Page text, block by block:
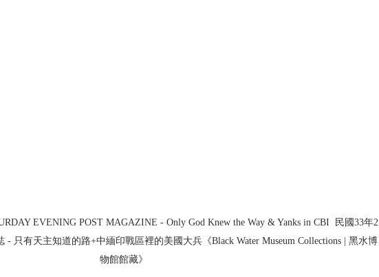
EVENING POST MAGAZINE - Only God Knew the Way & Yanks in CBI  民國33年2
- 只有天主知道的路+中緬印戰區裡的美國大兵《Black Water Museum Collections | 黑水博
物館館藏》